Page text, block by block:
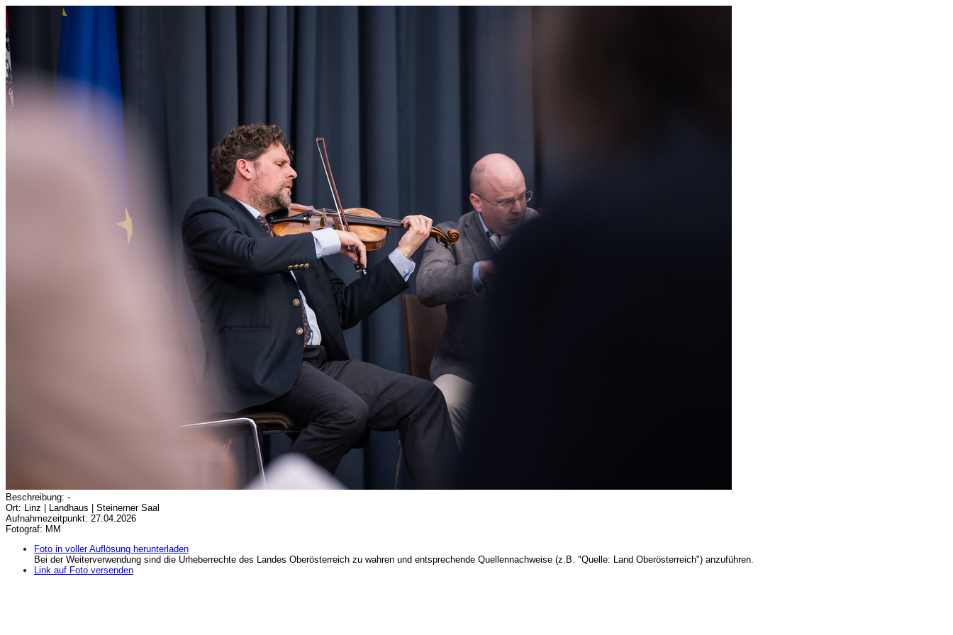
Beschreibung: -
Ort: Linz | Landhaus | Steinerner Saal
Aufnahmezeitpunkt: 27.04.2026
Fotograf: MM
Foto in voller Auflösung herunterladen
Bei der Weiterverwendung sind die Urheberrechte des Landes Oberösterreich zu wahren und entsprechende Quellennachweise (z.B. "Quelle: Land Oberösterreich") anzuführen.
Link auf Foto versenden